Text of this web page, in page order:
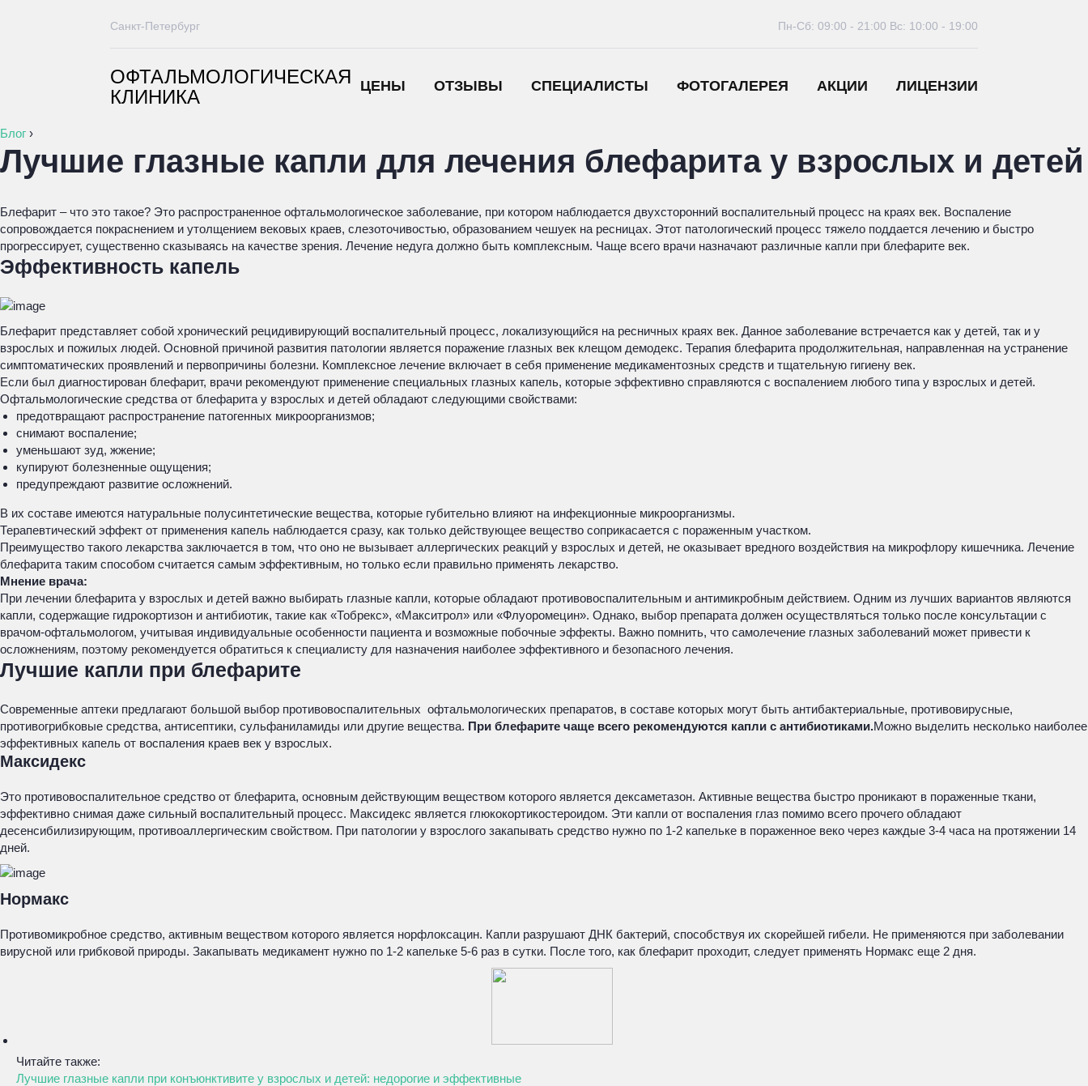
ОФТАЛЬМОЛОГИЧЕСКАЯ
КЛИНИКА
ЦЕНЫ ОТЗЫВЫ СПЕЦИАЛИСТЫ ФОТОГАЛЕРЕЯ АКЦИИ ЛИЦЕНЗИИ
Санкт-Петербург Пн-Сб: 09:00 - 21:00 Вс: 10:00 - 19:00
Блог ›
Лучшие глазные капли для лечения блефарита у взрослых и детей
Блефарит – что это такое? Это распространенное офтальмологическое заболевание, при котором наблюдается двухсторонний воспалительный процесс на краях век. Воспаление
сопровождается покраснением и утолщением вековых краев, слезоточивостью, образованием чешуек на ресницах. Этот патологический процесс тяжело поддается лечению и быстро
прогрессирует, существенно сказываясь на качестве зрения. Лечение недуга должно быть комплексным. Чаще всего врачи назначают различные капли при блефарите век.
Эффективность капель
Блефарит представляет собой хронический рецидивирующий воспалительный процесс, локализующийся на ресничных краях век. Данное заболевание встречается как у детей, так и у
взрослых и пожилых людей. Основной причиной развития патологии является поражение глазных век клещом демодекс. Терапия блефарита продолжительная, направленная на устранение
симптоматических проявлений и первопричины болезни. Комплексное лечение включает в себя применение медикаментозных средств и тщательную гигиену век.
Если был диагностирован блефарит, врачи рекомендуют применение специальных глазных капель, которые эффективно справляются с воспалением любого типа у взрослых и детей.
Офтальмологические средства от блефарита у взрослых и детей обладают следующими свойствами:
предотвращают распространение патогенных микроорганизмов;
снимают воспаление;
уменьшают зуд, жжение;
купируют болезненные ощущения;
предупреждают развитие осложнений.
В их составе имеются натуральные полусинтетические вещества, которые губительно влияют на инфекционные микроорганизмы.
Терапевтический эффект от применения капель наблюдается сразу, как только действующее вещество соприкасается с пораженным участком.
Преимущество такого лекарства заключается в том, что оно не вызывает аллергических реакций у взрослых и детей, не оказывает вредного воздействия на микрофлору кишечника. Лечение
блефарита таким способом считается самым эффективным, но только если правильно применять лекарство.
Мнение врача:
При лечении блефарита у взрослых и детей важно выбирать глазные капли, которые обладают противовоспалительным и антимикробным действием. Одним из лучших вариантов являются
капли, содержащие гидрокортизон и антибиотик, такие как «Тобрекс», «Макситрол» или «Флуоромецин». Однако, выбор препарата должен осуществляться только после консультации с
врачом-офтальмологом, учитывая индивидуальные особенности пациента и возможные побочные эффекты. Важно помнить, что самолечение глазных заболеваний может привести к
осложнениям, поэтому рекомендуется обратиться к специалисту для назначения наиболее эффективного и безопасного лечения.
Лучшие капли при блефарите
Современные аптеки предлагают большой выбор противовоспалительных офтальмологических препаратов, в составе которых могут быть антибактериальные, противовирусные,
противогрибковые средства, антисептики, сульфаниламиды или другие вещества. При блефарите чаще всего рекомендуются капли с антибиотиками.Можно выделить несколько наиболее
эффективных капель от воспаления краев век у взрослых.
Максидекс
Это противовоспалительное средство от блефарита, основным действующим веществом которого является дексаметазон. Активные вещества быстро проникают в пораженные ткани,
эффективно снимая даже сильный воспалительный процесс. Максидекс является глюкокортикостероидом. Эти капли от воспаления глаз помимо всего прочего обладают
десенсибилизирующим, противоаллергическим свойством. При патологии у взрослого закапывать средство нужно по 1-2 капельке в пораженное веко через каждые 3-4 часа на протяжении 14
дней.
Нормакс
Противомикробное средство, активным веществом которого является норфлоксацин. Капли разрушают ДНК бактерий, способствуя их скорейшей гибели. Не применяются при заболевании
вирусной или грибковой природы. Закапывать медикамент нужно по 1-2 капельке 5-6 раз в сутки. После того, как блефарит проходит, следует применять Нормакс еще 2 дня.
Читайте также:
Лучшие глазные капли при конъюнктивите у взрослых и детей: недорогие и эффективные